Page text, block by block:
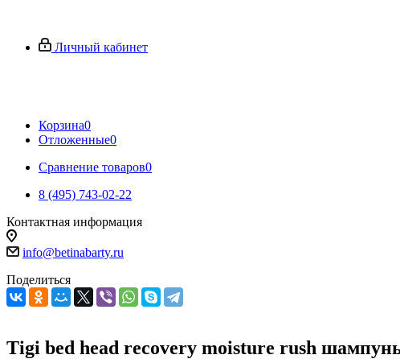
Личный кабинет
Корзина0
Отложенные0
Сравнение товаров0
8 (495) 743-02-22
Контактная информация
info@betinabarty.ru
Поделиться
Tigi bed head recovery moisture rush